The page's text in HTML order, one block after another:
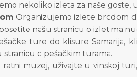
nekoliko izleta za naše goste,
Organizujemo izlete brodom
našu stranicu o izletima
ture do klisure Samarija,
o pešačkim turama.
ratni muzej, uživajte u vinskoj